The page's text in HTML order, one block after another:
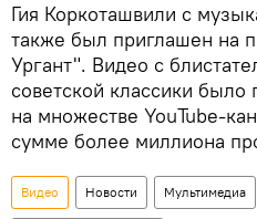
Гия Коркоташвили с
также был приглашен на
Ургант". Видео с
советской классики было
на множестве YouTube-
сумме более миллиона
Видео Новости Мультимедиа